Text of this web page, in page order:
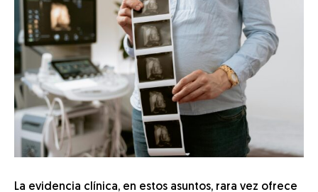
La evidencia clínica, en estos asuntos, rara vez ofrece